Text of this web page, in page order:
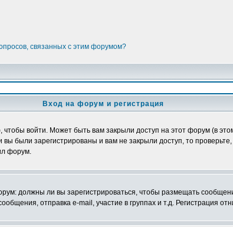
связанных с этим форумом?
Вход на форум и регистрация
войти. Может быть вам закрыли доступ на этот форум (в
были зарегистрированы и вам не закрыли доступ, то
форум.
должны ли вы зарегистрироваться, чтобы размещать
отправка e-mail, участие в группах и т.д. Регистрация